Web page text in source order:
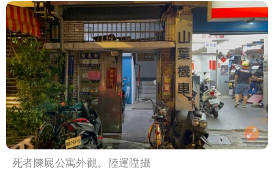
死者陳屍公寓外觀。陸運陞攝